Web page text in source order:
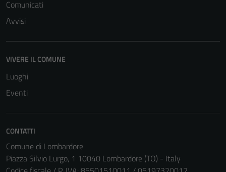
Comunicati
Avvisi
VIVERE IL COMUNE
Luoghi
Eventi
CONTATTI
Comune di Lombardore
Piazza Silvio Lurgo, 1 10040 Lombardore (TO) - Italy